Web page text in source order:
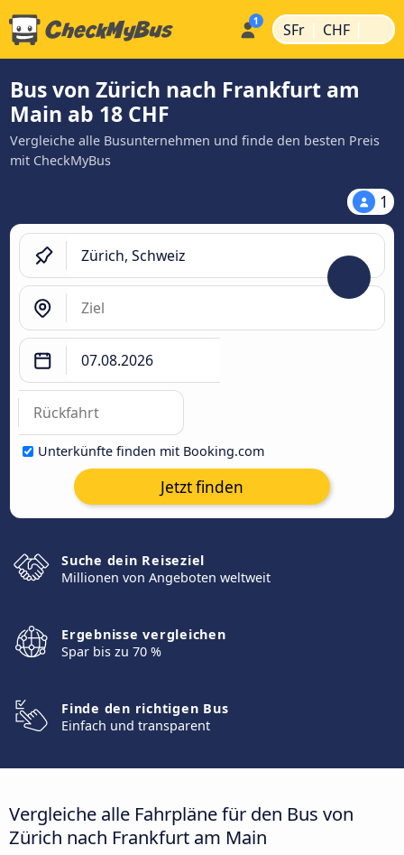
SFr | CHF |
Bus von Zürich nach Frankfurt am
Main ab 18 CHF
Vergleiche alle Busunternehmen und finde den besten Preis
mit CheckMyBus
1
Unterkünfte finden mit Booking.com
Jetzt finden
Suche dein Reiseziel
Millionen von Angeboten weltweit
Ergebnisse vergleichen
Spar bis zu 70 %
Finde den richtigen Bus
Einfach und transparent
Vergleiche alle Fahrpläne für den Bus von
Zürich nach Frankfurt am Main